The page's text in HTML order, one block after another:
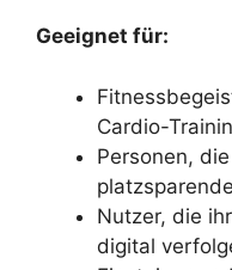
Geeignet für:
Cardio-
Personen,
Nutzer, die
digital